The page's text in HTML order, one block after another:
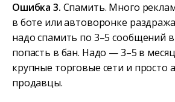
Ошибка 3. Спамить. Много
в боте или автоворонке
надо спамить по 3–5 сообщений
попасть в бан. Надо — 3–5 в
крупные торговые сети и просто
продавцы.